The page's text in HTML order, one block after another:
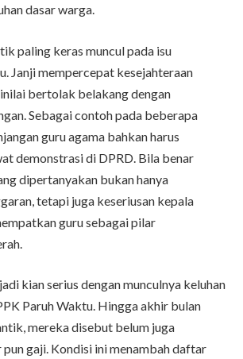
dasar warga.
paling keras muncul pada isu
Janji mempercepat kesejahteraan
bertolak belakang dengan
Sebagai contoh pada beberapa
guru agama bahkan harus
demonstrasi di DPRD. Bila benar
dipertanyakan bukan hanya
tetapi juga keseriusan kepala
guru sebagai pilar
kian serius dengan munculnya keluhan
Paruh Waktu. Hingga akhir bulan
mereka disebut belum juga
pun gaji. Kondisi ini menambah daftar